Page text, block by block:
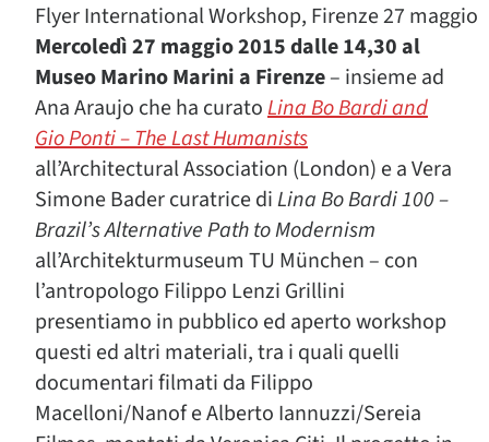
Flyer International Workshop, Firenze 27 maggio
Mercoledì 27 maggio 2015 dalle 14,30 al
Museo Marino Marini a Firenze– insieme ad
Ana Araujo che ha curatoLina Bo Bardi and
Gio Ponti – The Last Humanists
all’Architectural Association (London) e a Vera
Simone Bader curatrice diLina Bo Bardi 100 –
Brazil’s Alternative Path to Modernism
all’Architekturmuseum TU München – con
l’antropologo Filippo Lenzi Grillini
presentiamo in pubblico ed aperto workshop
questi ed altri materiali, tra i quali quelli
documentari filmati da Filippo
Macelloni/Nanof e Alberto Iannuzzi/Sereia